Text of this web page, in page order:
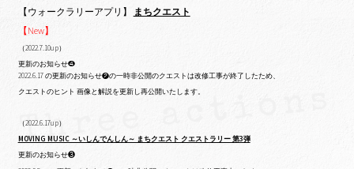
【ウォークラリーアプリ】
まちクエスト
【New】
（2022.7.10up）
更新のお知らせ❹
2022.6.17 の更新のお知らせ❷の一時非公開のクエストは改修工事が終了したため、
クエストのヒント 画像と解説を更新し再公開いたします。
（2022.6.17up）
MOVING MUSIC ～いしんでんしん～ まちクエスト クエストラリー 第3弾
更新のお知らせ❸